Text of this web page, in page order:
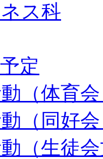
ス科
定
（体育
（同好
（生徒